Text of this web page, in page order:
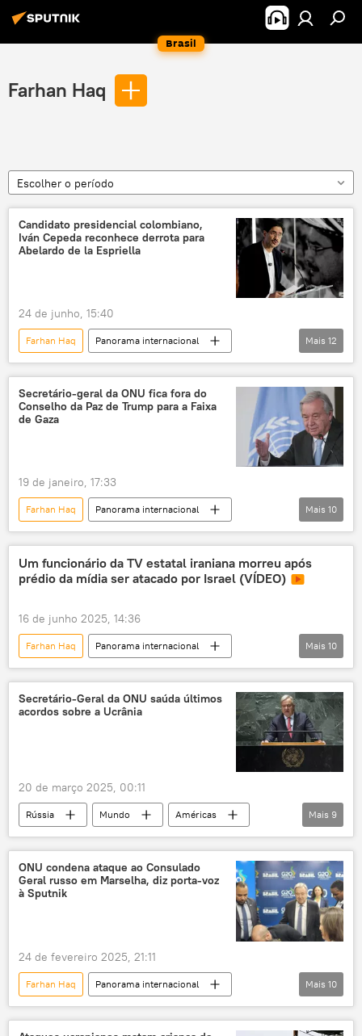
Brasil
Farhan Haq
Escolher o período
Candidato presidencial colombiano,
Iván Cepeda reconhece derrota para
Abelardo de la Espriella
24 de junho, 15:40
Farhan Haq
Panorama internacional
Américas
Colômbia
Estados Unidos
ONU
eleições
EUA
Nações Unidas
intervenção
Abelardo de la Espriella
Mais 12
Secretário-geral da ONU fica fora do
Conselho da Paz de Trump para a Faixa
de Gaza
19 de janeiro, 17:33
Farhan Haq
Panorama internacional
Oriente Médio e África
Mundo
Donald Trump
António Guterres
Davos
Estados Unidos
Mais 10
Um funcionário da TV estatal iraniana morreu após
prédio da mídia ser atacado por Israel (VÍDEO)
16 de junho 2025, 14:36
Farhan Haq
Panorama internacional
Mundo
Israel Teerã
Irã
ONU
IRIB Fars
ataque
Oriente Médio
Oriente Médio e África
Mais 10
Secretário-Geral da ONU saúda últimos
acordos sobre a Ucrânia
20 de março 2025, 00:11
Rússia Mundo
Américas
Antonio Guterres
Donald Trump
Vladimir Putin
Federação da Rússia
Estados Unidos
Ucrânia
ONU
Mais 9
ONU condena ataque ao Consulado
Geral russo em Marselha, diz porta-voz
à Sputnik
24 de fevereiro 2025, 21:11
Farhan Haq
Panorama internacional
Rússia
Mundo
Antonio Guterres
Federação da Rússia
Paris
Mais 10